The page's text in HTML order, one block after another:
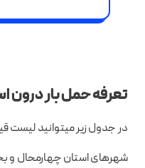
تعرفه حمل بار درون
در جدول زیر میتوانید لیست
شهرهای استان چهارمحال و